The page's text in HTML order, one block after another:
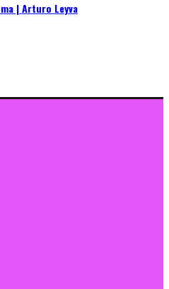
| Arturo Leyva